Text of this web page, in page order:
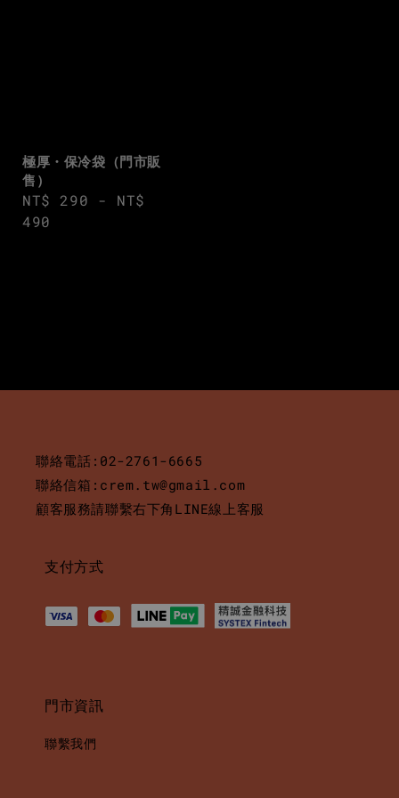
極厚・保冷袋（門市販
售）
Regular
price
NT$ 290 - NT$
490
聯絡電話:02-2761-6665
聯絡信箱:crem.tw@gmail.com
顧客服務請聯繫右下角LINE線上客服
支付方式
門市資訊
聯繫我們